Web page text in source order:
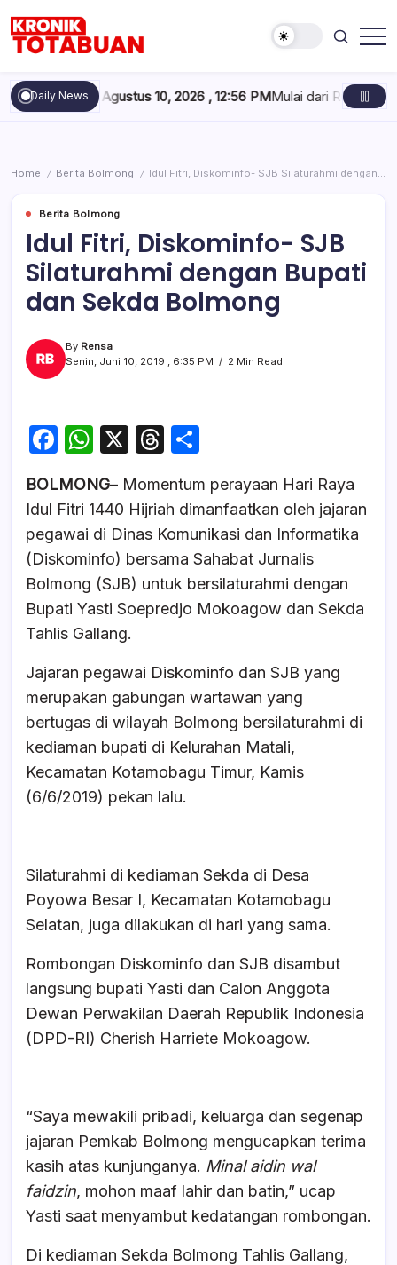
content
Totabuan
hari
ini
Kronik
Daily News
Senin, Agustus 10, 2026 , 12:56 PMMulai dari Rumah Sakit
Home / Berita Bolmong / Idul Fitri, Diskominfo- SJB Silaturahmi dengan Bupati dan Sekda Bolmong
Berita Bolmong
Idul Fitri, Diskominfo- SJB
Silaturahmi dengan Bupati
dan Sekda Bolmong
By Rensa
Senin, Juni 10, 2019 , 6:35 PM
2 Min Read
F
c
e
b
o
o
k
W
at
s
A
p
p
X
T
e
a
d
s
ar
e
BOLMONG– Momentum perayaan Hari Raya
Idul Fitri 1440 Hijriah dimanfaatkan oleh jajaran
pegawai di Dinas Komunikasi dan Informatika
(Diskominfo) bersama Sahabat Jurnalis
Bolmong (SJB) untuk bersilaturahmi dengan
Bupati Yasti Soepredjo Mokoagow dan Sekda
Tahlis Gallang.
Jajaran pegawai Diskominfo dan SJB yang
merupakan gabungan wartawan yang
bertugas di wilayah Bolmong bersilaturahmi di
kediaman bupati di Kelurahan Matali,
Kecamatan Kotamobagu Timur, Kamis
(6/6/2019) pekan lalu.
Silaturahmi di kediaman Sekda di Desa
Poyowa Besar I, Kecamatan Kotamobagu
Selatan, juga dilakukan di hari yang sama.
Rombongan Diskominfo dan SJB disambut
langsung bupati Yasti dan Calon Anggota
Dewan Perwakilan Daerah Republik Indonesia
(DPD-RI) Cherish Harriete Mokoagow.
“Saya mewakili pribadi, keluarga dan segenap
jajaran Pemkab Bolmong mengucapkan terima
kasih atas kunjunganya. Minal aidin wal
faidzin, mohon maaf lahir dan batin,” ucap
Yasti saat menyambut kedatangan rombongan.
Di kediaman Sekda Bolmong Tahlis Gallang,